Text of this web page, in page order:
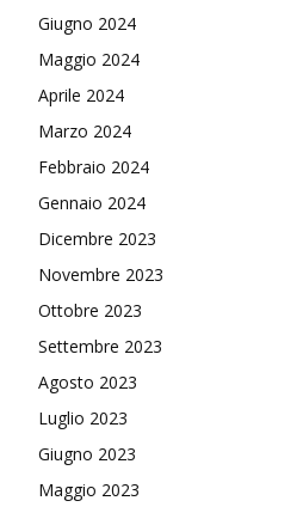
Giugno 2024
Maggio 2024
Aprile 2024
Marzo 2024
Febbraio 2024
Gennaio 2024
Dicembre 2023
Novembre 2023
Ottobre 2023
Settembre 2023
Agosto 2023
Luglio 2023
Giugno 2023
Maggio 2023